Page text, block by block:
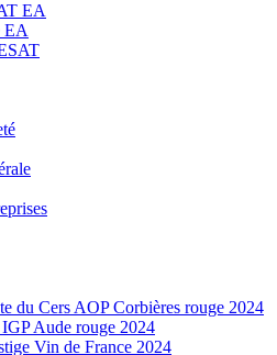
EA
EA
du Cers AOP Corbières rouge 2024
Aude rouge 2024
Vin de France 2024